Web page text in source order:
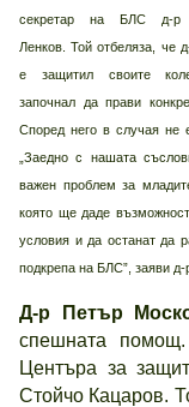
секретар на БЛС д-р
Ленков. Той отбеляза, че
е защитил своите
започнал да прави
Според него в случая не
„Заедно с нашата
важен проблем за
която ще даде
условия и да останат да
подкрепа на БЛС”, заяви д-
Д-р Петър
спешната
Центъра за
Стойчо Кацаров.